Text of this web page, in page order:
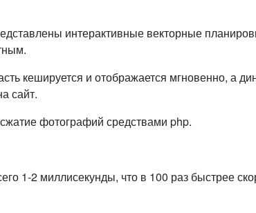
интерактивные векторные
кешируется и отображается мгновенно, а
сайт.
фотографий средствами php.
1-2 миллисекунды, что в 100 раз быстрее